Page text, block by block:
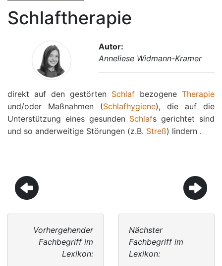
Schlaftherapie
Autor:
Anneliese Widmann-Kramer
direkt auf den gestörten Schlaf bezogene Therapie
und/oder Maßnahmen (Schlafhygiene), die auf die
Unterstützung eines gesunden Schlafs gerichtet sind
und so anderweitige Störungen (z.B. Streß) lindern .
Vorhergehender
Fachbegriff im
Lexikon:
Nächster
Fachbegriff im
Lexikon: